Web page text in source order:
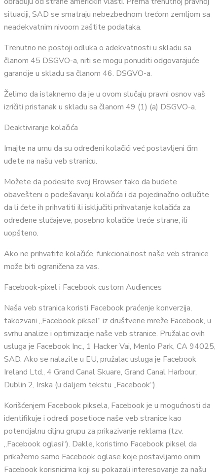
situaciji, SAD se smatraju nebezbednom trećom zemljom sa
neadekvatnim nivoom zaštite podataka.
Trenutno ne postoji odluka o adekvatnosti u skladu sa
članom 45 DSGVO-a, niti se mogu ponuditi odgovarajuće
garancije u skladu sa članom 46. DSGVO-a.
Želimo da istaknemo da je u ovom slučaju pravni osnov vaš
izričiti pristanak u skladu sa članom 49 (1) (a) DSGVO-a.
Deaktiviranje kolačića
Imajte na umu da su određeni kolačići već postavljeni čim
uđete na našu veb stranicu.
Možete da podesite svoj Browser tako da budete
obavešteni o podešavanju kolačića i da pojedinačno odlučite
da li ćete ih prihvatiti ili isključiti prihvatanje kolačića za
određene slučajeve, posebno kolačiće treće strane, ili
uopšteno.
Ako ne prihvatite kolačiće, funkcionalnost naše veb stranice
može biti ograničena za vas.
Facebook-pixel i Facebook custom Audiences
Naša veb stranica koristi Facebook praćenje konverzija,
takozvani „Facebook piksel“ iz društvene mreže Facebook, u
svrhu analize i optimizacije naše veb stranice. Pružalac ovih
usluga je Facebook Inc., 1 Hacker Vai, Menlo Park, CA 94025,
SAD. Ako se nalazite u EU, pružalac usluga je Facebook
Ireland Ltd., 4 Grand Canal Skuare, Grand Canal Harbour,
Dublin 2, Irska (u daljem tekstu „Facebook“).
Korišćenjem Facebook piksela, Facebook je u mogućnosti da
identifikuje i odredi posetioce naše veb stranice kao
potencijalnu ciljnu grupu za prikazivanje reklama (tzv.
„Facebook oglasi“). Dakle, koristimo Facebook piksel da
prikažemo samo Facebook oglase koje postavljamo onim
Facebook korisnicima koji su pokazali interesovanje za našu